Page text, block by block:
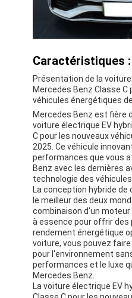
Vidéos
À propos de nous
Visite de l'usine
Nous contacter
Pour les véhicules
Mercedes Benz, voiture
Le SUV Mercedes Benz
Voiture électrique
Caractéristiques :
Présentation de la
Mercedes Benz Classe C
véhicules énergétiques
Mercedes Benz est fière
voiture électrique EV
C pour les nouveaux
2025. Ce véhicule
performances que vous
Benz avec les dernières
technologie des
La conception hybride
le meilleur des deux
combinaison d'un
à essence pour offrir
rendement énergétique
voiture, vous pouvez
pour l'environnement
performances et le luxe
Mercedes Benz.
La voiture électrique EV